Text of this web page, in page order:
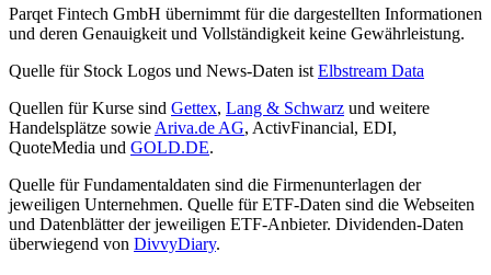
Parqet Fintech GmbH übernimmt für die dargestellten Informationen
und deren Genauigkeit und Vollständigkeit keine Gewährleistung.
Quelle für Stock Logos und News-Daten ist Elbstream Data
Quellen für Kurse sind Gettex, Lang & Schwarz und weitere
Handelsplätze sowie Ariva.de AG, ActivFinancial, EDI,
QuoteMedia und GOLD.DE.
Quelle für Fundamentaldaten sind die Firmenunterlagen der
jeweiligen Unternehmen. Quelle für ETF-Daten sind die Webseiten
und Datenblätter der jeweiligen ETF-Anbieter. Dividenden-Daten
überwiegend von DivvyDiary.